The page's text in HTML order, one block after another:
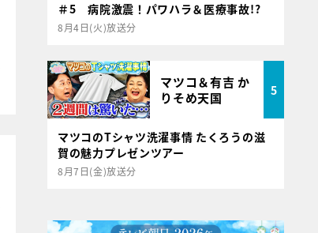
＃5 病院激震！パワハラ＆医療事故!?
8月4日(火)放送分
マツコ＆有吉 か
りそめ天国
5
マツコのTシャツ洗濯事情 たくろうの滋
賀の魅力プレゼンツアー
8月7日(金)放送分